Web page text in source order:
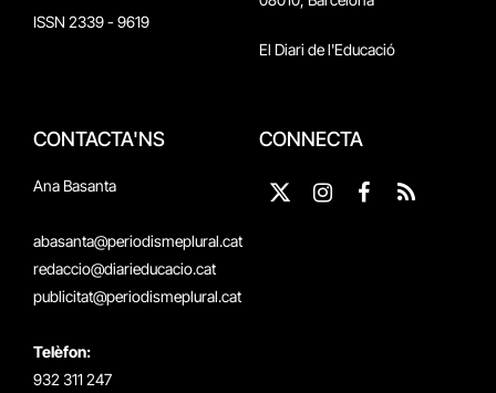
ISSN 2339 - 9619
El Diari de l'Educació
CONTACTA'NS
Ana Basanta
abasanta@periodismeplural.cat
redaccio@diarieducacio.cat
publicitat@periodismeplural.cat
Telèfon:
932 311 247
CONNECTA
X
Instagram
Facebook
RSS